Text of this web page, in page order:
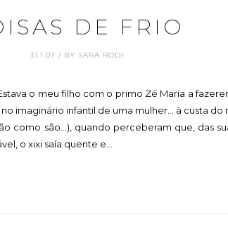
DE FRIO
31.1.07 / BY SARA RODI
o meu filho com o primo Zé Maria a
imaginário infantil de uma mulher... à custa
como são...), quando perceberam que, das
o xixi saía quente e...